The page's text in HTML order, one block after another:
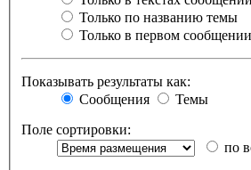
Только по названию темы
Только в первом
Показывать результаты как:
Сообщения
Темы
Поле сортировки:
по